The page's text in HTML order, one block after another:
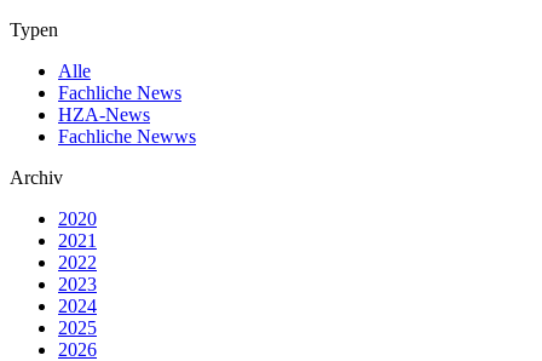
Typen
Alle
Fachliche News
HZA-News
Fachliche Newws
Archiv
2020
2021
2022
2023
2024
2025
2026